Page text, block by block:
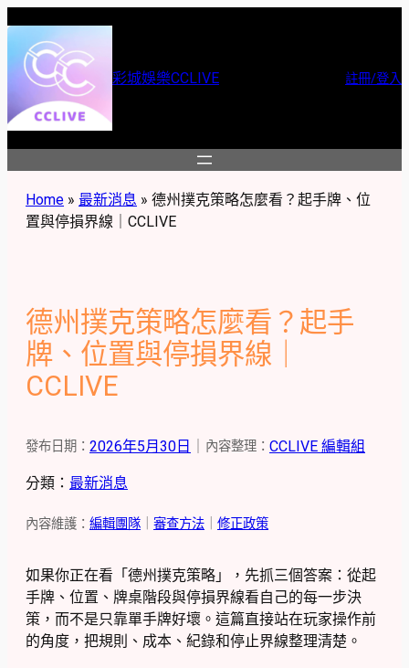
至
容
彩城娛樂CCLIVE 註冊/登入
Home » 最新消息 » 德州撲克策略怎麼看？起手牌、位
置與停損界線｜CCLIVE
德州撲克策略怎麼看？起手
牌、位置與停損界線｜
CCLIVE
發布日期： 2026年5月30日 內容整理： CCLIVE 編輯組
分類： 最新消息
內容維護： 編輯團隊 審查方法 修正政策
如果你正在看「德州撲克策略」，先抓三個答案：從起
手牌、位置、牌桌階段與停損界線看自己的每一步決
策，而不是只靠單手牌好壞。這篇直接站在玩家操作前
的角度，把規則、成本、紀錄和停止界線整理清楚。